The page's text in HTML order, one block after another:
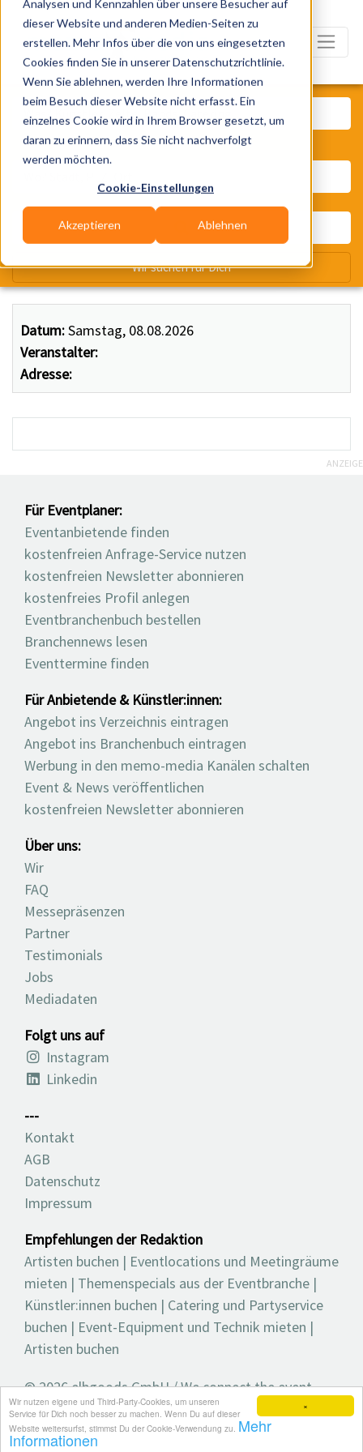
×
Wir nutzen eigene und Third-Party-Cookies, um unseren
Service für Dich noch besser zu machen. Wenn Du auf dieser
Website weitersurfst, stimmst Du der Cookie-Verwendung zu. Mehr
Informationen
Analysen und Kennzahlen über unsere Besucher auf
dieser Website und anderen Medien-Seiten zu
erstellen. Mehr Infos über die von uns eingesetzten
Cookies finden Sie in unserer Datenschutzrichtlinie.
Wenn Sie ablehnen, werden Ihre Informationen
beim Besuch dieser Website nicht erfasst. Ein
einzelnes Cookie wird in Ihrem Browser gesetzt, um
daran zu erinnern, dass Sie nicht nachverfolgt
werden möchten.
Cookie-Einstellungen
Akzeptieren Ablehnen
Datum:Samstag, 08.08.2026
Veranstalter:
Adresse:
Was? Künstler, Zelte, Bands,
Wir suchen für Dich
ANZEIGE
Für Eventplaner:
Eventanbietende finden
kostenfreien Anfrage-Service nutzen
kostenfreien Newsletter abonnieren
kostenfreies Profil anlegen
Eventbranchenbuch bestellen
Branchennews lesen
Eventtermine finden
Für Anbietende & Künstler:innen:
Angebot ins Verzeichnis eintragen
Angebot ins Branchenbuch eintragen
Werbung in den memo-media Kanälen schalten
Event & News veröffentlichen
kostenfreien Newsletter abonnieren
Über uns:
Wir
FAQ
Messepräsenzen
Partner
Testimonials
Jobs
Mediadaten
Folgt uns auf
Instagram
Linkedin
---
Kontakt
AGB
Datenschutz
Impressum
Empfehlungen der Redaktion
Artisten buchen | Eventlocations und Meetingräume
mieten | Themenspecials aus der Eventbranche |
Künstler:innen buchen | Catering und Partyservice
buchen | Event-Equipment und Technik mieten |
Artisten buchen
© 2026 elbgoods GmbH / We connect the event
industry / Medienvielfalt für die Eventplanung /
Eventbranchenbuch, Blog, Magazin und mehr